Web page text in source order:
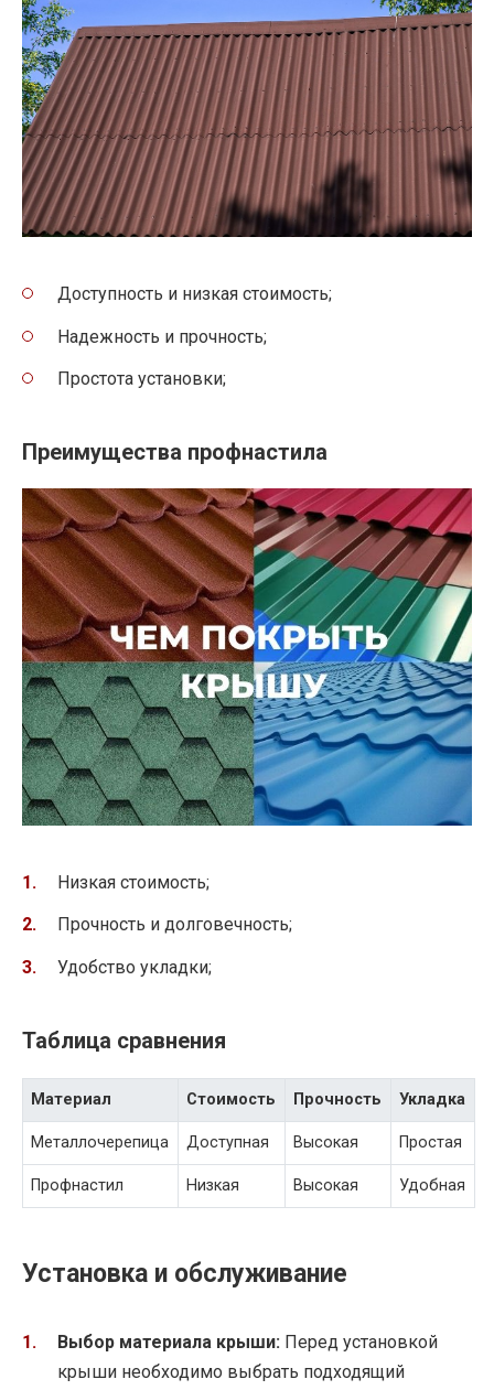
Доступность и низкая стоимость;
Надежность и прочность;
Простота установки;
Преимущества профнастила
Низкая стоимость;
Прочность и долговечность;
Удобство укладки;
Таблица сравнения
Материал Стоимость Прочность Укладка
Металлочерепица Доступная Высокая Простая
Профнастил Низкая Высокая Удобная
Установка и обслуживание
Выбор материала крыши: Перед установкой
крыши необходимо выбрать подходящий